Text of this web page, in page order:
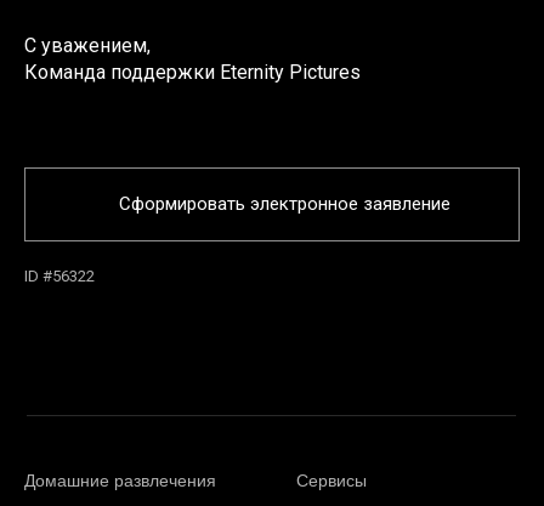
С уважением,
Команда поддержки Eternity Pictures
Сформировать электронное заявление
ID #56322
Домашние развлечения Сервисы